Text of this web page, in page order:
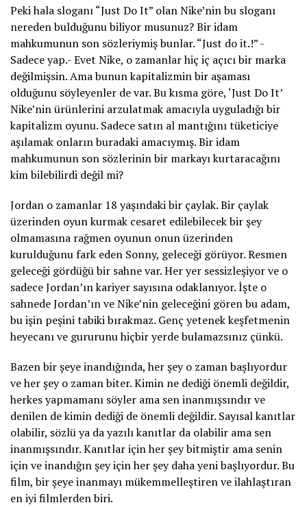
Peki hala sloganı “Just Do It” olan Nike’nin bu sloganı
nereden bulduğunu biliyor musunuz? Bir idam
mahkumunun son sözleriymiş bunlar. “Just do it.!” -
Sadece yap.- Evet Nike, o zamanlar hiç iç açıcı bir marka
değilmişsin. Ama bunun kapitalizmin bir aşaması
olduğunu söyleyenler de var. Bu kısma göre, ‘Just Do It’
Nike’nin ürünlerini arzulatmak amacıyla uyguladığı bir
kapitalizm oyunu. Sadece satın al mantığını tüketiciye
aşılamak onların buradaki amacıymış. Bir idam
mahkumunun son sözlerinin bir markayı kurtaracağını
kim bilebilirdi değil mi?
Jordan o zamanlar 18 yaşındaki bir çaylak. Bir çaylak
üzerinden oyun kurmak cesaret edilebilecek bir şey
olmamasına rağmen oyunun onun üzerinden
kurulduğunu fark eden Sonny, geleceği görüyor. Resmen
geleceği gördüğü bir sahne var. Her yer sessizleşiyor ve o
sadece Jordan’ın kariyer sayısına odaklanıyor. İşte o
sahnede Jordan’ın ve Nike’nin geleceğini gören bu adam,
bu işin peşini tabiki bırakmaz. Genç yetenek keşfetmenin
heyecanı ve gururunu hiçbir yerde bulamazsınız çünkü.
Bazen bir şeye inandığında, her şey o zaman başlıyordur
ve her şey o zaman biter. Kimin ne dediği önemli değildir,
herkes yapmamanı söyler ama sen inanmışsındır ve
denilen de kimin dediği de önemli değildir. Sayısal kanıtlar
olabilir, sözlü ya da yazılı kanıtlar da olabilir ama sen
inanmışsındır. Kanıtlar için her şey bitmiştir ama senin
için ve inandığın şey için her şey daha yeni başlıyordur. Bu
film, bir şeye inanmayı mükemmelleştiren ve ilahlaştıran
en iyi filmlerden biri.